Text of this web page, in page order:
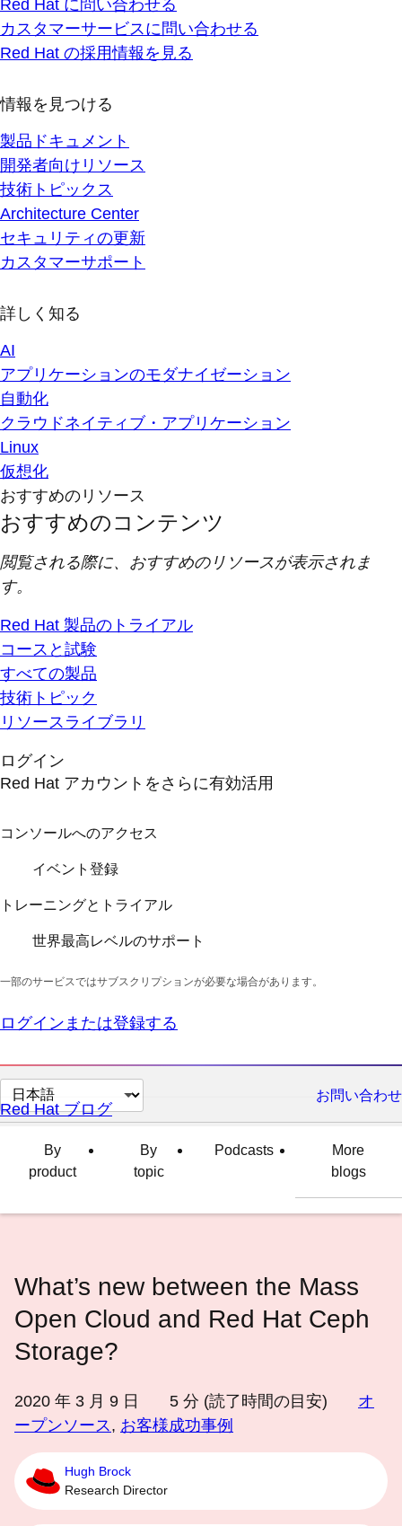
Red Hat に問い合わせる
カスタマーサービスに問い合わせる
Red Hat の採用情報を見る
情報を見つける
製品ドキュメント
開発者向けリソース
技術トピックス
Architecture Center
セキュリティの更新
カスタマーサポート
詳しく知る
AI
アプリケーションのモダナイゼーション
自動化
クラウドネイティブ・アプリケーション
Linux
仮想化
おすすめのリソース
おすすめのコンテンツ
閲覧される際に、おすすめのリソースが表示されま
す。
Red Hat 製品のトライアル
コースと試験
すべての製品
技術トピック
リソースライブラリ
ログイン
Red Hat アカウントをさらに有効活用
コンソールへのアクセス
イベント登録
トレーニングとトライアル
世界最高レベルのサポート
一部のサービスではサブスクリプションが必要な場合があります。
ログインまたは登録する
ペ
ー
語
択
く
さ
い
お問い合わせ
Red Hat ブログ
By
product
By
topic
Podcasts
More
blogs
What’s new between the Mass
Open Cloud and Red Hat Ceph
Storage?
2020 年 3 月 9 日 5 分 (読了時間の目安)
オ
ープンソース, お客様成功事例
Hugh Brock
Research Director